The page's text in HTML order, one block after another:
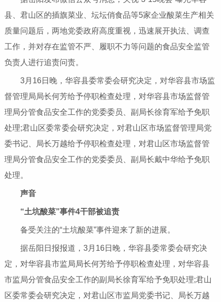
县、君山区的插旗菜业、坛坛俏食品等5家企业酸菜生产相关
质量问题后，两地党委政府高度重视，迅速展开执法、调查
工作，并对存在监管不严、履职不力等问题的食品安全监管
负责人进行追责问责。
3月16日晚，华容县委常委会研究决定，对华容县市场监
督管理局局长何芳给予停职检查处理，对华容县市场监督管
理局分管食品安全工作的党委委员、副局长徐育军给予免职
处理;君山区委常委会研究决定，对君山区市场监督管理局党
委书记、局长万越给予停职检查处理，对君山区市场监督管
理局分管食品安全工作的党委委员、副局长戴中华给予免职
处理。
声音
“土坑酸菜”事件4干部被追责
备受关注的“土坑酸菜”事件迎来了新的进展。
据岳阳日报报道，3月16日晚，华容县委常委会研究决
定，对华容县市监局局长何芳给予停职检查处理，对华容县
市监局分管食品安全工作的副局长徐育军给予免职处理;君山
区委常委会研究决定，对君山区市监局党委书记、局长万越